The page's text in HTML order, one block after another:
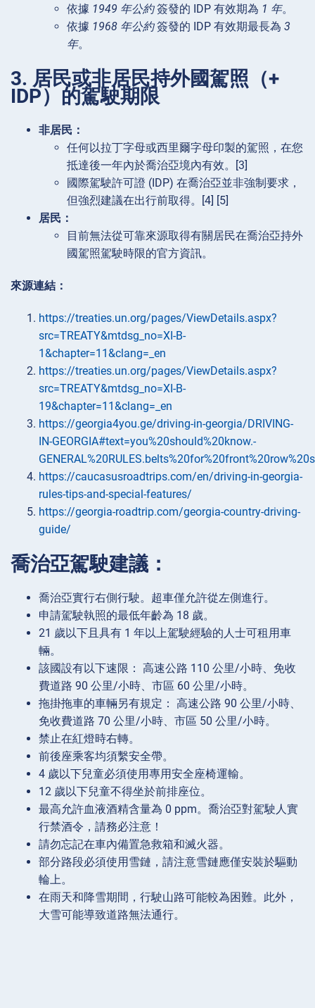
依據 1949 年公約簽發的 IDP 有效期為 1 年。
依據 1968 年公約簽發的 IDP 有效期最長為 3
年。
3. 居民或非居民持外國駕照（+
IDP）的駕駛期限
非居民：
任何以拉丁字母或西里爾字母印製的駕照，在您
抵達後一年內於喬治亞境內有效。[3]
國際駕駛許可證 (IDP) 在喬治亞並非強制要求，
但強烈建議在出行前取得。[4] [5]
居民：
目前無法從可靠來源取得有關居民在喬治亞持外
國駕照駕駛時限的官方資訊。
來源連結：
https://treaties.un.org/pages/ViewDetails.aspx?
src=TREATY&mtdsg_no=XI-B-
1&chapter=11&clang=_en
https://treaties.un.org/pages/ViewDetails.aspx?
src=TREATY&mtdsg_no=XI-B-
19&chapter=11&clang=_en
https://georgia4you.ge/driving-in-georgia/DRIVING-
IN-GEORGIA#text=you%20should%20know.-
https://caucasusroadtrips.com/en/driving-in-georgia-
rules-tips-and-special-features/
https://georgia-roadtrip.com/georgia-country-driving-
guide/
喬治亞駕駛建議：
喬治亞實行右側行駛。超車僅允許從左側進行。
申請駕駛執照的最低年齡為 18 歲。
21 歲以下且具有 1 年以上駕駛經驗的人士可租用車
輛。
該國設有以下速限： 高速公路 110 公里/小時、免收
費道路 90 公里/小時、市區 60 公里/小時。
拖掛拖車的車輛另有規定： 高速公路 90 公里/小時、
免收費道路 70 公里/小時、市區 50 公里/小時。
禁止在紅燈時右轉。
前後座乘客均須繫安全帶。
4 歲以下兒童必須使用專用安全座椅運輸。
12 歲以下兒童不得坐於前排座位。
最高允許血液酒精含量為 0 ppm。喬治亞對駕駛人實
行禁酒令，請務必注意！
請勿忘記在車內備置急救箱和滅火器。
部分路段必須使用雪鏈，請注意雪鏈應僅安裝於驅動
輪上。
在雨天和降雪期間，行駛山路可能較為困難。此外，
大雪可能導致道路無法通行。